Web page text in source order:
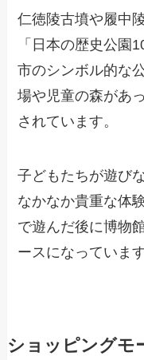
仁徳陵古墳や履中
「日本の歴史公園
市のシンボル的な
場や児童の森があ
されています。
子どもたちが遊び
なかなか貴重な体
で遊んだ後に博物
ースになっています
ショッピングモ